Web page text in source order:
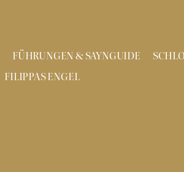
FÜHRUNGEN & SAYNGUIDE
FILIPPAS ENGEL